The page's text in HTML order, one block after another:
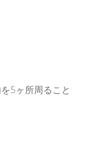
5ヶ所周ること